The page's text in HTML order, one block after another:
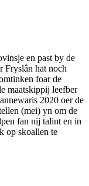
en past by de
Fryslân hat noch
foar de
maatskippij leefber
2020 oer de
(mei) yn om de
fan nij talint en in
op skoallen te